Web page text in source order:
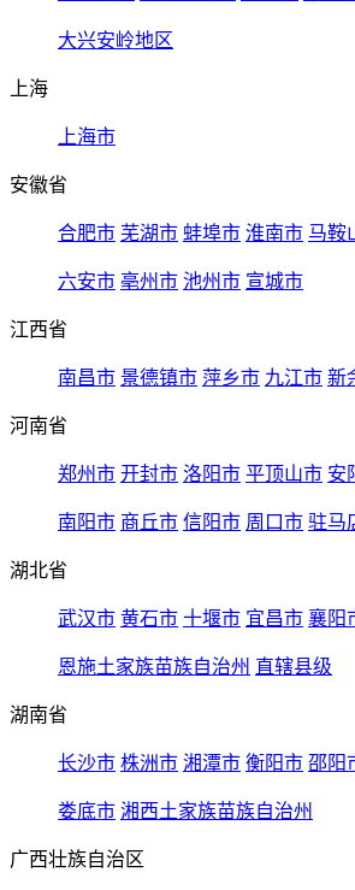
大兴安岭地区
上海
上海市
安徽省
合肥市 芜湖市 蚌埠市 淮南市 马鞍
六安市 亳州市 池州市 宣城市
江西省
南昌市 景德镇市 萍乡市 九江市 新
河南省
郑州市 开封市 洛阳市 平顶山市 安
南阳市 商丘市 信阳市 周口市 驻马
湖北省
武汉市 黄石市 十堰市 宜昌市 襄阳
恩施土家族苗族自治州 直辖县级
湖南省
长沙市 株洲市 湘潭市 衡阳市 邵阳
娄底市 湘西土家族苗族自治州
广西壮族自治区